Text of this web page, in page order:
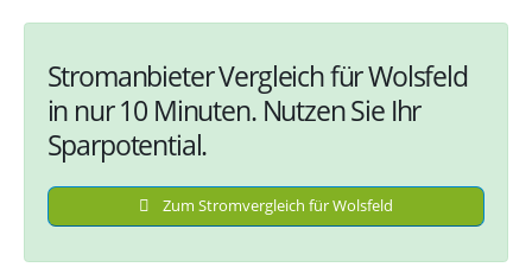
Stromanbieter Vergleich für Wolsfeld
in nur 10 Minuten. Nutzen Sie Ihr
Sparpotential.
Zum Stromvergleich für Wolsfeld